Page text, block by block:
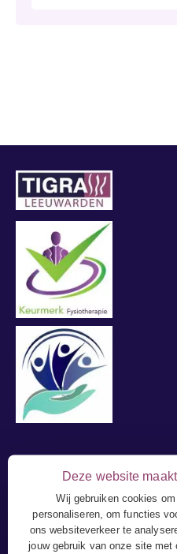
Deze website
Wij gebruiken cookies
personaliseren, om functies
ons websiteverkeer te
jouw gebruik van onze site met
Fysiotherapie
Behandelingen
Klachten
CogniTrain